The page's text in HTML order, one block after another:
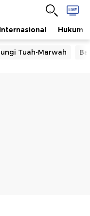
Internasional Hukum
Tuah-Marwah